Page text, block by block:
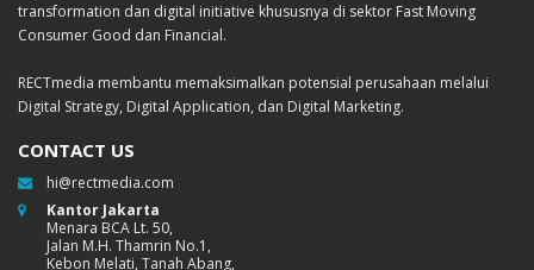
transformation dan digital initiative khususnya di sektor Fast Moving
Consumer Good dan Financial.
RECTmedia membantu memaksimalkan potensial perusahaan melalui
Digital Strategy, Digital Application, dan Digital Marketing.
CONTACT US
hi@rectmedia.com
Kantor Jakarta
Menara BCA Lt. 50,
Jalan M.H. Thamrin No.1,
Kebon Melati, Tanah Abang,